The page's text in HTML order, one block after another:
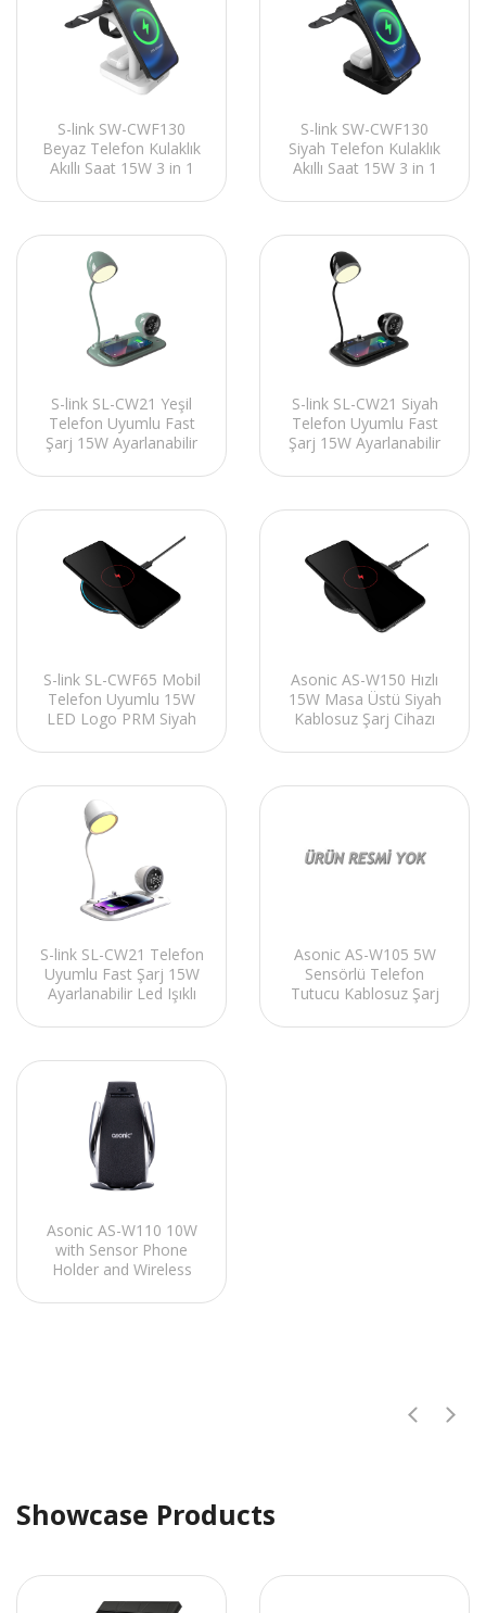
S-link SW-CWF130
Beyaz Telefon Kulaklık
Akıllı Saat 15W 3 in 1
Cihazı
S-link SW-CWF130
Siyah Telefon Kulaklık
Akıllı Saat 15W 3 in 1
Cihazı
S-link SL-CW21 Yeşil
Telefon Uyumlu Fast
Şarj 15W Ayarlanabilir
Double Alarmli Beyaz
S-link SL-CW21 Siyah
Telefon Uyumlu Fast
Şarj 15W Ayarlanabilir
Double Alarmli Beyaz
S-link SL-CWF65 Mobil
Telefon Uyumlu 15W
LED Logo PRM Siyah
Asonic AS-W150 Hızlı
15W Masa Üstü Siyah
Kablosuz Şarj Cihazı
S-link SL-CW21 Telefon
Uyumlu Fast Şarj 15W
Ayarlanabilir Led Işıklı
Alarmli Beyaz Masa
Asonic AS-W105 5W
Sensörlü Telefon
Tutucu Kablosuz Şarj
Asonic AS-W110 10W
with Sensor Phone
Holder and Wireless
Showcase Products